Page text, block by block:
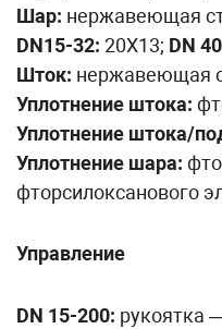
Шар: нержавеющая
DN15-32: 20Х13; DN
Шток: нержавеющая
Уплотнение штока:
Уплотнение штока/
Уплотнение шара:
фторсилоксанового
Управление
DN 15-200: рукоятка